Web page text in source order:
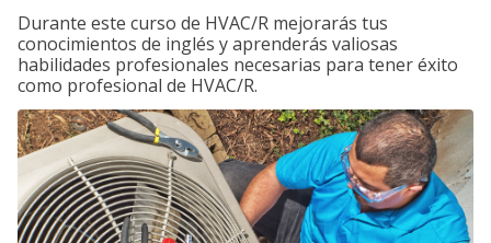
Durante este curso de HVAC/R mejorarás tus
conocimientos de inglés y aprenderás valiosas
habilidades profesionales necesarias para tener éxito
como profesional de HVAC/R.